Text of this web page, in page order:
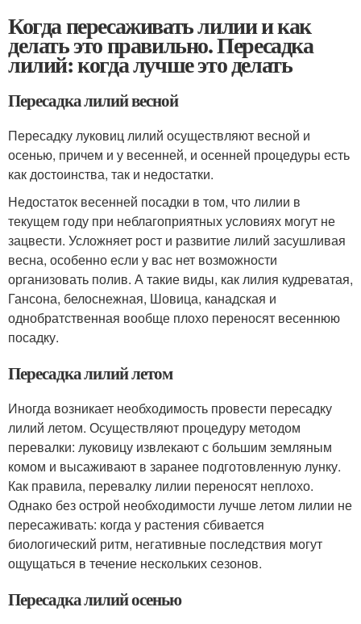
Когда пересаживать лилии и как
делать это правильно. Пересадка
лилий: когда лучше это делать
Пересадка лилий весной
Пересадку луковиц лилий осуществляют весной и
осенью, причем и у весенней, и осенней процедуры есть
как достоинства, так и недостатки.
Недостаток весенней посадки в том, что лилии в
текущем году при неблагоприятных условиях могут не
зацвести. Усложняет рост и развитие лилий засушливая
весна, особенно если у вас нет возможности
организовать полив. А такие виды, как лилия кудреватая,
Гансона, белоснежная, Шовица, канадская и
однобратственная вообще плохо переносят весеннюю
посадку.
Пересадка лилий летом
Иногда возникает необходимость провести пересадку
лилий летом. Осуществляют процедуру методом
перевалки: луковицу извлекают с большим земляным
комом и высаживают в заранее подготовленную лунку.
Как правила, перевалку лилии переносят неплохо.
Однако без острой необходимости лучше летом лилии не
пересаживать: когда у растения сбивается
биологический ритм, негативные последствия могут
ощущаться в течение нескольких сезонов.
Пересадка лилий осенью